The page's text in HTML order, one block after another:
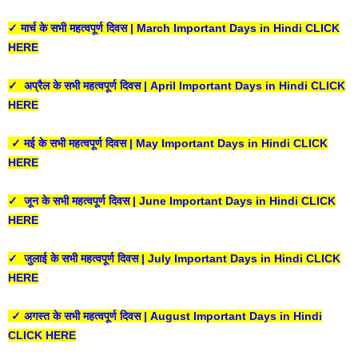
✓ मार्च के सभी महत्वपूर्ण दिवस | March Important Days in Hindi CLICK
HERE
✓ अप्रैल के सभी महत्वपूर्ण दिवस | April Important Days in Hindi CLICK
HERE
✓ मई के सभी महत्वपूर्ण दिवस | May Important Days in Hindi CLICK
HERE
✓ जून के सभी महत्वपूर्ण दिवस | June Important Days in Hindi CLICK
HERE
✓ जुलाई के सभी महत्वपूर्ण दिवस | July Important Days in Hindi CLICK
HERE
✓ अगस्त के सभी महत्वपूर्ण दिवस | August Important Days in Hindi
CLICK HERE